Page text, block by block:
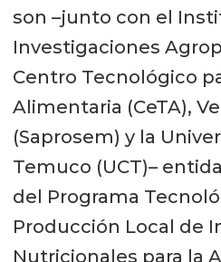
son –junto con el
Investigaciones
Centro Tecnológico
Alimentaria (CeTA),
(Saprosem) y la
Temuco (UCT)–
del Programa
Producción Local de
Nutricionales para la